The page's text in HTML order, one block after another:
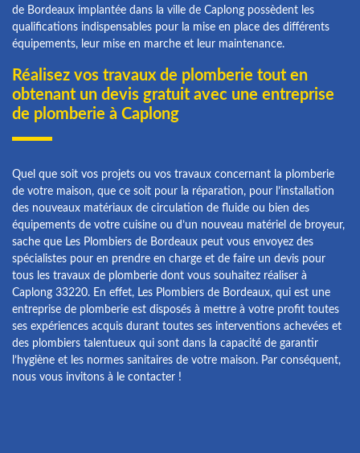
de Bordeaux implantée dans la ville de Caplong possèdent les
qualifications indispensables pour la mise en place des différents
équipements, leur mise en marche et leur maintenance.
Réalisez vos travaux de plomberie tout en
obtenant un devis gratuit avec une entreprise
de plomberie à Caplong
Quel que soit vos projets ou vos travaux concernant la plomberie
de votre maison, que ce soit pour la réparation, pour l’installation
des nouveaux matériaux de circulation de fluide ou bien des
équipements de votre cuisine ou d’un nouveau matériel de broyeur,
sache que Les Plombiers de Bordeaux peut vous envoyez des
spécialistes pour en prendre en charge et de faire un devis pour
tous les travaux de plomberie dont vous souhaitez réaliser à
Caplong 33220. En effet, Les Plombiers de Bordeaux, qui est une
entreprise de plomberie est disposés à mettre à votre profit toutes
ses expériences acquis durant toutes ses interventions achevées et
des plombiers talentueux qui sont dans la capacité de garantir
l’hygiène et les normes sanitaires de votre maison. Par conséquent,
nous vous invitons à le contacter !